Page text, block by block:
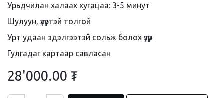
Урьдчилан халаах хугацаа: 3-5 минут
Шулуун, үзүүртэй толгой
Урт удаан эдэлгээтэй сольж болох үзүүр
Гулгадаг картаар савласан
28'000.00 ₮